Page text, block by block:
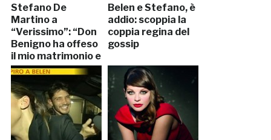
Stefano De
Martino a
“Verissimo”: “Don
Benigno ha offeso
il mio matrimonio e
ha fatto…”
Belen e Stefano, è
addio: scoppia la
coppia regina del
gossip